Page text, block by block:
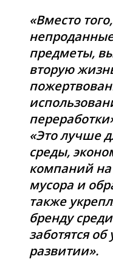
«Вместо
предметы,
вторую
«Это лучше
среды,
компаний на
мусора и
также
бренду
заботятся
развитии».